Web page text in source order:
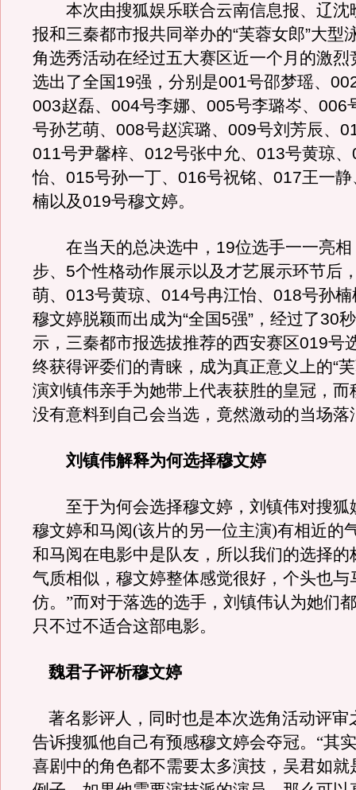
本次由搜狐娱乐联合云南信息报、辽沈
报和三秦都市报共同举办的“芙蓉女郎”大型
角选秀活动在经过五大赛区近一个月的激烈
选出了全国19强，分别是001号邵梦瑶、
003赵磊、004号李娜、005号李璐岑、006
号孙艺萌、008号赵滨璐、009号刘芳辰、
011号尹馨梓、012号张中允、013号黄琼
怡、015号孙一丁、016号祝铭、017王一
楠以及019号穆文婷。
在当天的总决选中，19位选手一一亮相
步、5个性格动作展示以及才艺展示环节后
萌、013号黄琼、014号冉江怡、018号孙
穆文婷脱颖而出成为“全国5强”，经过了30
示，三秦都市报选拔推荐的西安赛区019号
终获得评委们的青睐，成为真正意义上的“
演刘镇伟亲手为她带上代表获胜的皇冠，而
没有意料到自己会当选，竟然激动的当场落
刘镇伟解释为何选择穆文婷
至于为何会选择穆文婷，刘镇伟对搜狐
穆文婷和马阅(该片的另一位主演)有相近的
和马阅在电影中是队友，所以我们的选择的
气质相似，穆文婷整体感觉很好，个头也与
仿。”而对于落选的选手，刘镇伟认为她们
只不过不适合这部电影。
魏君子评析穆文婷
著名影评人，同时也是本次选角活动评审
告诉搜狐他自己有预感穆文婷会夺冠。“其
喜剧中的角色都不需要太多演技，吴君如就